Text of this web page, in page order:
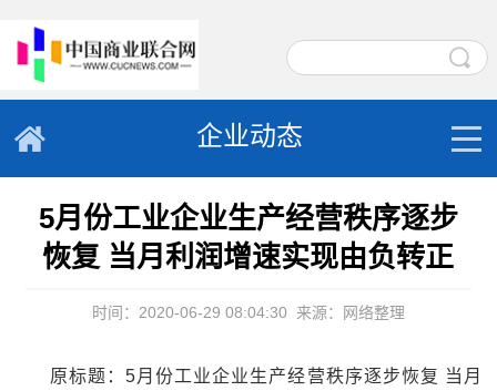
企业动态
5月份工业企业生产经营秩序逐步
恢复 当月利润增速实现由负转正
时间：2020-06-29 08:04:30 来源：网络整理
原标题：5月份工业企业生产经营秩序逐步恢复 当月